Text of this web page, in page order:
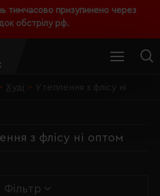
тимчасово призупинено через
обстрілу рф.
Худі Утеплення з флісу ні
з флісу ні оптом
Фільтр